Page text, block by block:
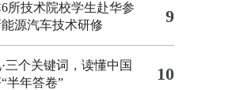
所技术院校学生赴华参
源汽车技术研修
9
三个关键词，读懂中国
半年答卷”
10